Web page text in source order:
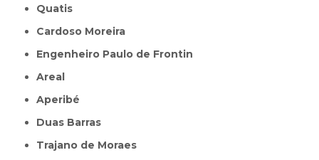
Quatis
Cardoso Moreira
Engenheiro Paulo de Frontin
Areal
Aperibé
Duas Barras
Trajano de Moraes